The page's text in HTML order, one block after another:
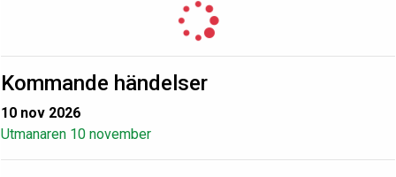
Kommande händelser
10 nov 2026
Utmanaren 10 november